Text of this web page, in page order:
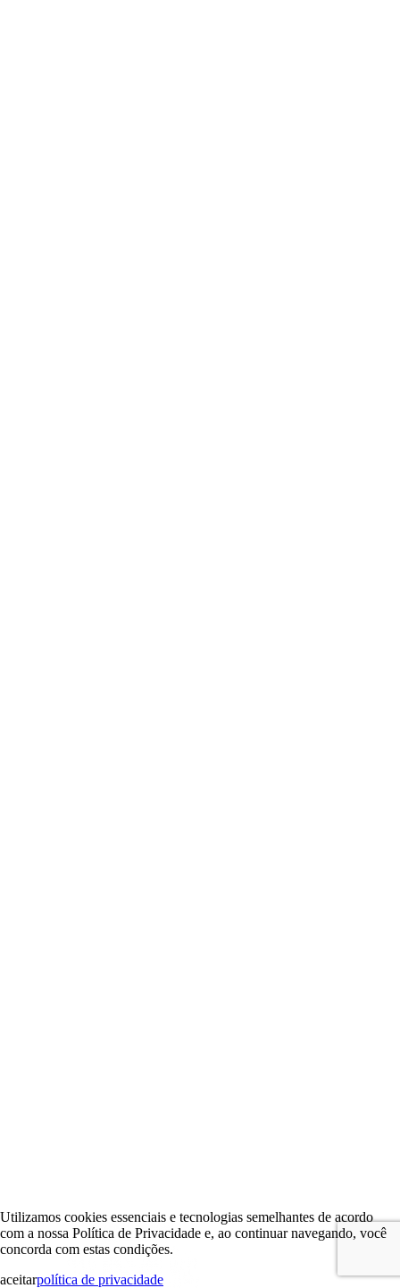
Utilizamos cookies essenciais e tecnologias semelhantes de acordo
com a nossa Política de Privacidade e, ao continuar navegando, você
concorda com estas condições.
aceitarpolítica de privacidade